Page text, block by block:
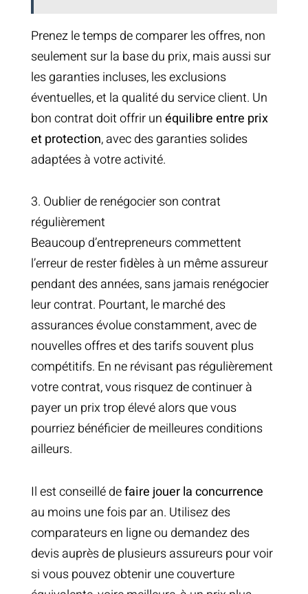
Prenez le temps de comparer les offres, non
seulement sur la base du prix, mais aussi sur
les garanties incluses, les exclusions
éventuelles, et la qualité du service client. Un
bon contrat doit offrir unéquilibre entre prix
et protection, avec des garanties solides
adaptées à votre activité.
3. Oublier de renégocier son contrat
régulièrement
Beaucoup d’entrepreneurs commettent
l’erreur de rester fidèles à un même assureur
pendant des années, sans jamais renégocier
leur contrat. Pourtant, le marché des
assurances évolue constamment, avec de
nouvelles offres et des tarifs souvent plus
compétitifs. En ne révisant pas régulièrement
votre contrat, vous risquez de continuer à
payer un prix trop élevé alors que vous
pourriez bénéficier de meilleures conditions
ailleurs.
Il est conseillé defaire jouer la concurrence
au moins une fois par an. Utilisez des
comparateurs en ligne ou demandez des
devis auprès de plusieurs assureurs pour voir
si vous pouvez obtenir une couverture